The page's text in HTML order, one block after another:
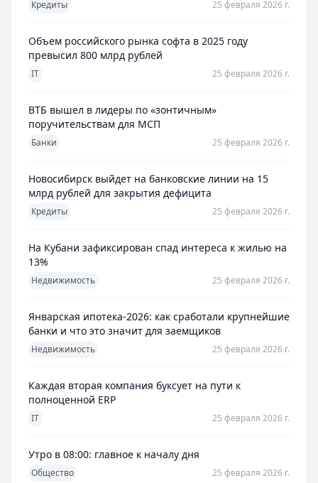
Кредиты 25 февраля 2026 г.
Объем российского рынка софта в 2025 году
превысил 800 млрд рублей
IT 25 февраля 2026 г.
ВТБ вышел в лидеры по «зонтичным»
поручительствам для МСП
Банки 25 февраля 2026 г.
Новосибирск выйдет на банковские линии на 15
млрд рублей для закрытия дефицита
Кредиты 25 февраля 2026 г.
На Кубани зафиксирован спад интереса к жилью на
13%
Недвижимость 25 февраля 2026 г.
Январская ипотека-2026: как сработали крупнейшие
банки и что это значит для заемщиков
Недвижимость 25 февраля 2026 г.
Каждая вторая компания буксует на пути к
полноценной ERP
IT 25 февраля 2026 г.
Утро в 08:00: главное к началу дня
Общество 25 февраля 2026 г.